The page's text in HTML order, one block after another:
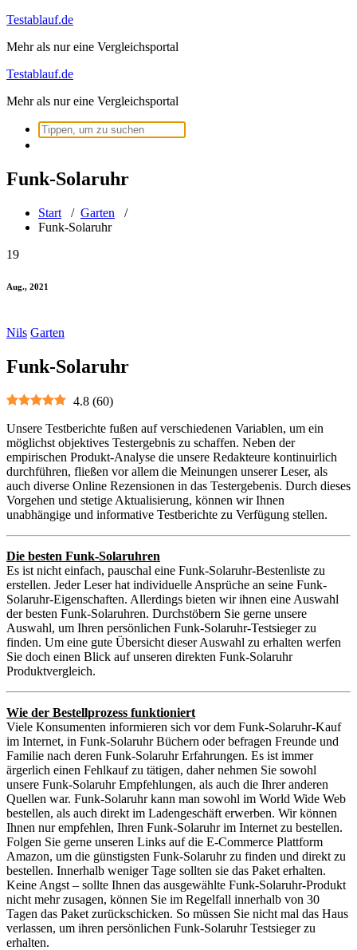
Zum
springen
Testablauf.de
Mehr als nur eine Vergleichsportal
Testablauf.de
Mehr als nur eine Vergleichsportal
Suchen
nach:
Funk-Solaruhr
Start / Garten /
Funk-Solaruhr
19
Aug., 2021
Nils Garten
Funk-Solaruhr
4.8 (60)
Unsere Testberichte fußen auf verschiedenen Variablen, um ein
möglichst objektives Testergebnis zu schaffen. Neben der
empirischen Produkt-Analyse die unsere Redakteure kontinuirlich
durchführen, fließen vor allem die Meinungen unserer Leser, als
auch diverse Online Rezensionen in das Testergebenis. Durch dieses
Vorgehen und stetige Aktualisierung, können wir Ihnen
unabhängige und informative Testberichte zu Verfügung stellen.
Die besten Funk-Solaruhren
Es ist nicht einfach, pauschal eine Funk-Solaruhr-Bestenliste zu
erstellen. Jeder Leser hat individuelle Ansprüche an seine Funk-
Solaruhr-Eigenschaften. Allerdings bieten wir ihnen eine Auswahl
der besten Funk-Solaruhren. Durchstöbern Sie gerne unsere
Auswahl, um Ihren persönlichen Funk-Solaruhr-Testsieger zu
finden. Um eine gute Übersicht dieser Auswahl zu erhalten werfen
Sie doch einen Blick auf unseren direkten Funk-Solaruhr
Produktvergleich.
Wie der Bestellprozess funktioniert
Viele Konsumenten informieren sich vor dem Funk-Solaruhr-Kauf
im Internet, in Funk-Solaruhr Büchern oder befragen Freunde und
Familie nach deren Funk-Solaruhr Erfahrungen. Es ist immer
ärgerlich einen Fehlkauf zu tätigen, daher nehmen Sie sowohl
unsere Funk-Solaruhr Empfehlungen, als auch die Ihrer anderen
Quellen war. Funk-Solaruhr kann man sowohl im World Wide Web
bestellen, als auch direkt im Ladengeschäft erwerben. Wir können
Ihnen nur empfehlen, Ihren Funk-Solaruhr im Internet zu bestellen.
Folgen Sie gerne unseren Links auf die E-Commerce Plattform
Amazon, um die günstigsten Funk-Solaruhr zu finden und direkt zu
bestellen. Innerhalb weniger Tage sollten sie das Paket erhalten.
Keine Angst – sollte Ihnen das ausgewählte Funk-Solaruhr-Produkt
nicht mehr zusagen, können Sie im Regelfall innerhalb von 30
Tagen das Paket zurückschicken. So müssen Sie nicht mal das Haus
verlassen, um ihren persönlichen Funk-Solaruhr Testsieger zu
erhalten.